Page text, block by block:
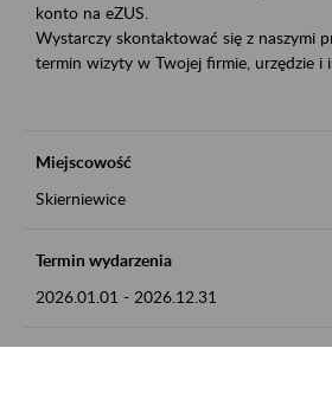
konto na eZUS.
Wystarczy skontaktować się z naszymi
termin wizyty w Twojej firmie, urzędzie i
Miejscowość
Skierniewice
Termin wydarzenia
2026.01.01 - 2026.12.31